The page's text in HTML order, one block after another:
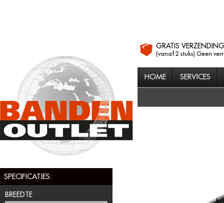
GRATIS VERZENDING
(vanaf 2 stuks) Geen
HOME SERVICES
SPECIFICATIES:
BREEDTE